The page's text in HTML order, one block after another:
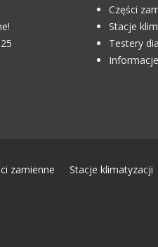
Części
Stacje
Testery
zamienne Stacje klimatyzacji